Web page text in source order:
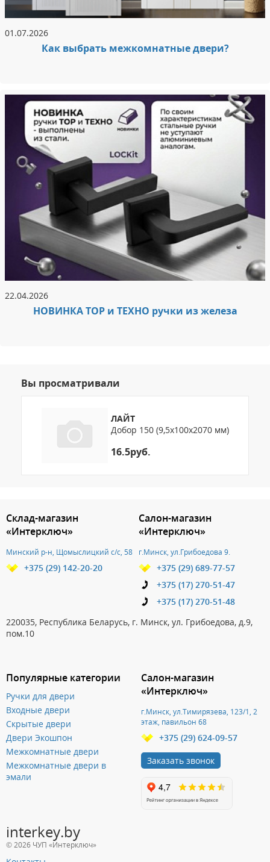
01.07.2026
Как выбрать межкомнатные двери?
22.04.2026
НОВИНКА ТОР и ТЕХНО ручки из железа
Вы просматривали
ЛАЙТ
Добор 150 (9,5х100х2070 мм)
16.5руб.
Популярные категории
Ручки для двери
Входные двери
Скрытые двери
Двери Экошпон
Межкомнатные двери
Межкомнатные двери в
эмали
Склад-магазин
«Интерключ»
Минский р-н, Щомыслицкий с/с, 58
+375 (29) 142-20-20
Салон-магазин
«Интерключ»
г.Минск, ул.Грибоедова 9.
+375 (29) 689-77-57
+375 (17) 270-51-47
+375 (17) 270-51-48
220035, Республика Беларусь, г. Минск, ул. Грибоедова, д.9,
пом.10
Салон-магазин
«Интерключ»
г.Минск, ул.Тимирязева, 123/1, 2
этаж, павильон 68
+375 (29) 624-09-57
Заказать звонок
interkey.by
© 2026 ЧУП «Интерключ»